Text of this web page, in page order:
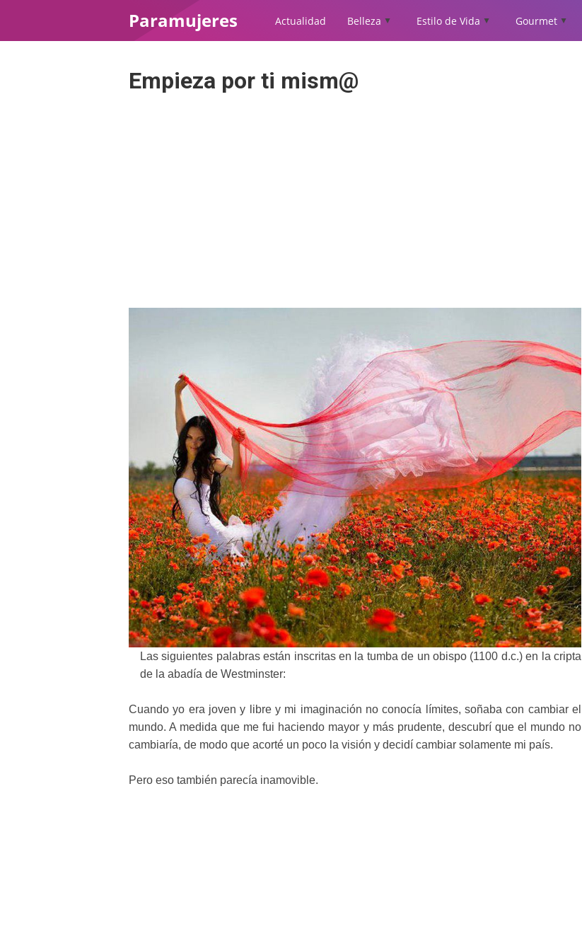
Paramujeres Actualidad Belleza ▲ Estilo de Vida ▲ Gourmet ▲
Empieza por ti mism@
Las siguientes palabras están inscritas en la tumba de un obispo (1100 d.c.) en la cripta
de la abadía de Westminster:
Cuando yo era joven y libre y mi imaginación no conocía límites, soñaba con cambiar el
mundo. A medida que me fui haciendo mayor y más prudente, descubrí que el mundo no
cambiaría, de modo que acorté un poco la visión y decidí cambiar solamente mi país.
Pero eso también parecía inamovible.